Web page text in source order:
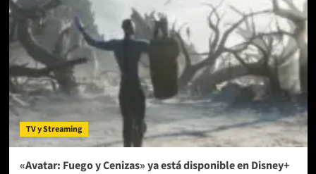
TV y Streaming
«Avatar: Fuego y Cenizas» ya está disponible en Disney+